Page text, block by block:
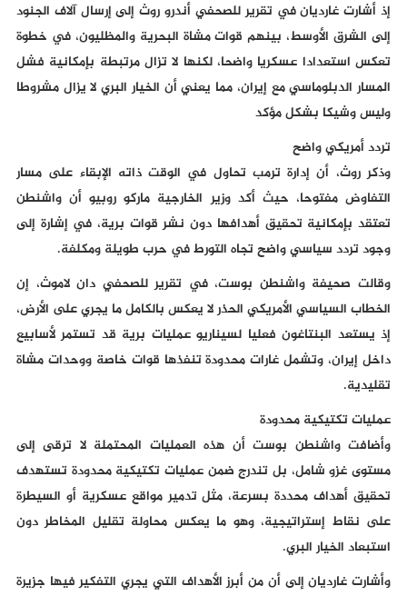
إذ أشارت غارديان في تقرير للصحفي أندرو روث إلى إرسال آلاف الجنود
إلى الشرق الأوسط، بينهم قوات مشاة البحرية والمظليون، في خطوة
تعكس استعدادا عسكريا واضحا، لكنها لا تزال مرتبطة بإمكانية فشل
المسار الدبلوماسي مع إيران، مما يعني أن الخيار البري لا يزال مشروطا
وليس وشيكا بشكل مؤكد
تردد أمريكي واضح
وذكر روث، أن إدارة ترمب تحاول في الوقت ذاته الإبقاء على مسار
التفاوض مفتوحا، حيث أكد وزير الخارجية ماركو روبيو أن واشنطن
تعتقد بإمكانية تحقيق أهدافها دون نشر قوات برية، في إشارة إلى
وجود تردد سياسي واضح تجاه التورط في حرب طويلة ومكلفة.
وقالت صحيفة واشنطن بوست، في تقرير للصحفي دان لاموث، إن
الخطاب السياسي الأمريكي الحذر لا يعكس بالكامل ما يجري على الأرض،
إذ يستعد البنتاغون فعليا لسيناريو عمليات برية قد تستمر لأسابيع
داخل إيران، وتشمل غارات محدودة تنفذها قوات خاصة ووحدات مشاة
تقليدية.
عمليات تكتيكية محدودة
وأضافت واشنطن بوست أن هذه العمليات المحتملة لا ترقى إلى
مستوى غزو شامل، بل تندرج ضمن عمليات تكتيكية محدودة تستهدف
تحقيق أهداف محددة بسرعة، مثل تدمير مواقع عسكرية أو السيطرة
على نقاط إستراتيجية، وهو ما يعكس محاولة تقليل المخاطر دون
استبعاد الخيار البري.
وأشارت غارديان إلى أن من أبرز الأهداف التي يجري التفكير فيها جزيرة